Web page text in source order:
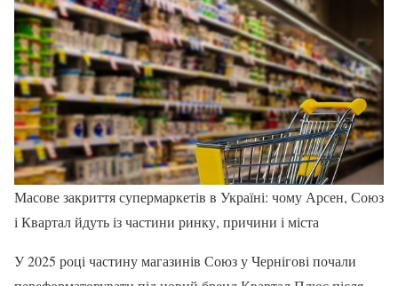
Масове закриття супермаркетів в Україні: чому Арсен, Союз
і Квартал йдуть із частини ринку, причини і міста
У 2025 році частину магазинів Союз у Чернігові почали